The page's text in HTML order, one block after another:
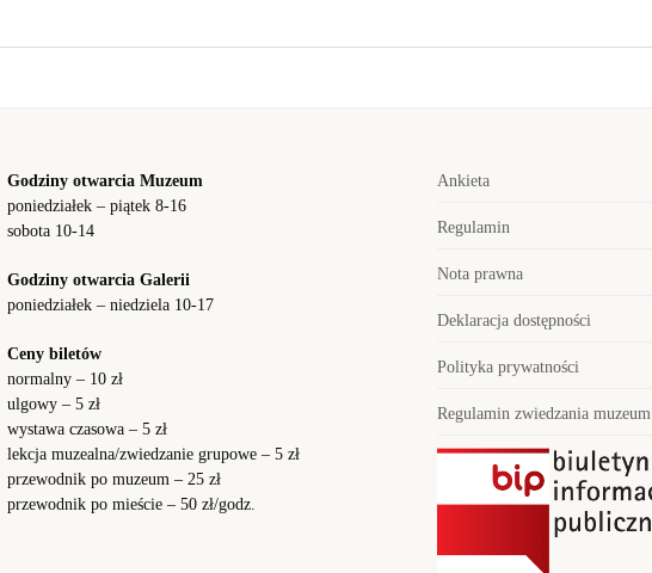
Godziny otwarcia Muzeum
poniedziałek – piątek 8-16
sobota 10-14
Godziny otwarcia Galerii
poniedziałek – niedziela 10-17
Ceny biletów
normalny – 10 zł
ulgowy – 5 zł
wystawa czasowa – 5 zł
lekcja muzealna/zwiedzanie grupowe – 5 zł
przewodnik po muzeum – 25 zł
przewodnik po mieście – 50 zł/godz.
Ankieta
Regulamin
Nota prawna
Deklaracja dostępności
Polityka prywatności
Regulamin zwiedzania muzeum